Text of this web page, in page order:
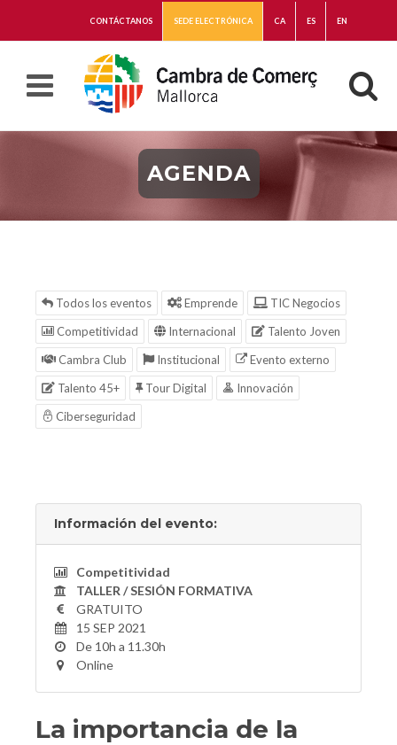
CONTÁCTANOS SEDE ELECTRÓNICA CA ES EN
AGENDA
Todos los eventos Emprende
TIC Negocios
Competitividad
Internacional
Talento Joven
Cambra Club
Institucional
Evento externo
Talento 45+
Tour Digital
Innovación
Ciberseguridad
Información del evento:
Competitividad
TALLER / SESIÓN FORMATIVA
GRATUITO
15 SEP 2021
De 10h a 11.30h
Online
La importancia de la